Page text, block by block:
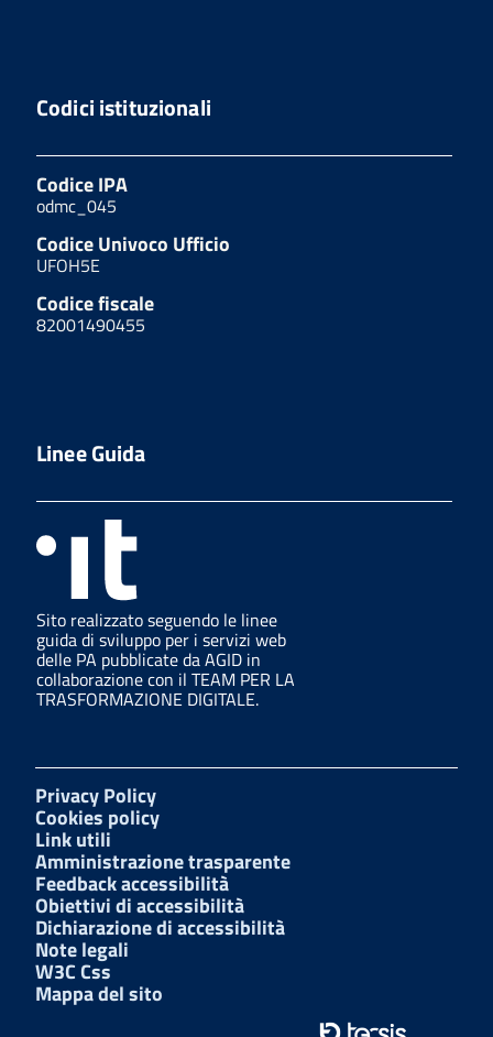
Codici istituzionali
Codice IPA
odmc_045
Codice Univoco Ufficio
UFOH5E
Codice fiscale
82001490455
Linee Guida
Sito realizzato seguendo le linee
guida di sviluppo per i servizi web
delle PA pubblicate da AGID in
collaborazione con il TEAM PER LA
TRASFORMAZIONE DIGITALE.
Privacy Policy
Cookies policy
Link utili
Amministrazione trasparente
Feedback accessibilità
Obiettivi di accessibilità
Dichiarazione di accessibilità
Note legali
W3C Css
Mappa del sito